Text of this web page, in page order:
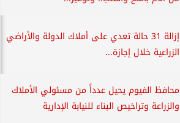
إزالة 31 حالة تعدي على أملاك الدولة والأراضي
الزراعية خلال إجازة...
محافظ الفيوم يحيل عدداً من مسئولي الأملاك
والزراعة وتراخيص البناء للنيابة الإدارية